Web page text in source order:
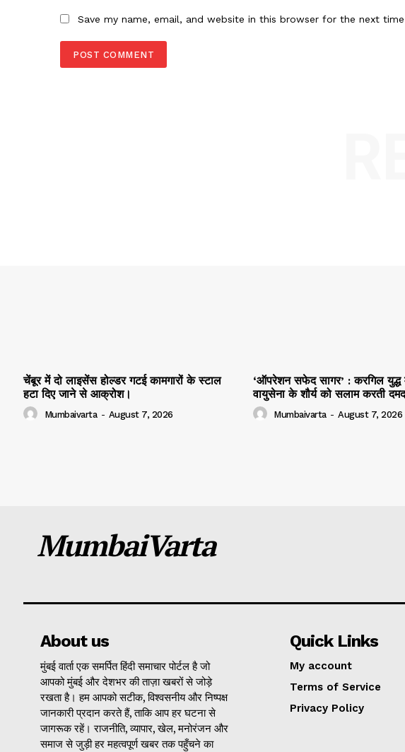
Save my name, email, and website in this browser for the next
चेंबूर में दो लाइसेंस होल्डर गटई कामगारों के स्टाल
हटा दिए जाने से आक्रोश।
Mumbaivarta - August 7, 2026
‘ऑपरेशन सफेद सागर’ : करगिल युद्ध
वायुसेना के शौर्य को सलाम करती
Mumbaivarta - August 7, 2026
MumbaiVarta
About us
मुंबई वार्ता एक समर्पित हिंदी समाचार पोर्टल है जो
आपको मुंबई और देशभर की ताज़ा खबरों से जोड़े
रखता है। हम आपको सटीक, विश्वसनीय और निष्पक्ष
जानकारी प्रदान करते हैं, ताकि आप हर घटना से
जागरूक रहें। राजनीति, व्यापार, खेल, मनोरंजन और
समाज से जुड़ी हर महत्वपूर्ण खबर तक पहुँचने का
Quick Links
My account
Terms of Service
Privacy Policy